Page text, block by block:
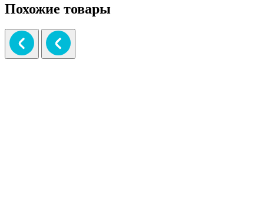
Похожие товары